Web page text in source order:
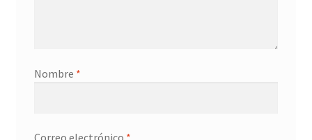
Nombre *